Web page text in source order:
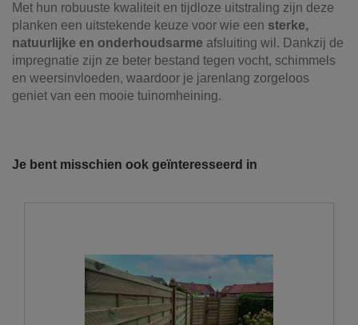
Met hun robuuste kwaliteit en tijdloze uitstraling zijn deze
planken een uitstekende keuze voor wie een sterke,
natuurlijke en onderhoudsarme afsluiting wil. Dankzij de
impregnatie zijn ze beter bestand tegen vocht, schimmels
en weersinvloeden, waardoor je jarenlang zorgeloos
geniet van een mooie tuinomheining.
grond, grind, schors, ...
en kraanwagens ter uwer beschikking met variërende
laadvolumes en -vermogens. De laadvolumes kunnen
variëren van 10m³ tot 30m³.
U wenst graag een losse levering?
Je bent misschien ook geïnteresseerd in